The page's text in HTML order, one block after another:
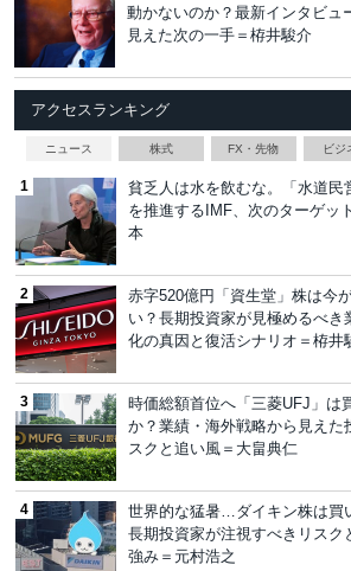
動かないのか？最新インタビュ
見えた次の一手＝栫井駿介
アクセスランキング
ニュース 株式 FX・先物 ビジ
貧乏人は水を飲むな。「水道民
を推進するIMF、次のターゲッ
本
赤字520億円「資生堂」株は今
い？長期投資家が見極めるべき
化の真因と復活シナリオ＝栫井
時価総額首位へ「三菱UFJ」は
か？業績・海外戦略から見えた
スクと追い風＝大畠典仁
世界的な猛暑…ダイキン株は買
長期投資家が注視すべきリスク
強み＝元村浩之